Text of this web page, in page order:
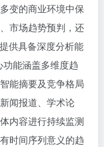
变的商业环境中保
市场趋势预判，还
供具备深度分析能
能涵盖多维度趋
能摘要及竞争格局
闻报道、学术论
内容进行持续监测
时间序列意义的趋